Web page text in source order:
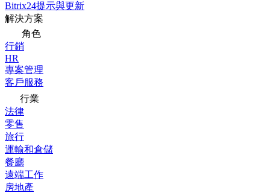
Bitrix24提示與更新
解決方案
角色
行銷
HR
專案管理
客戶服務
行業
法律
零售
旅行
運輸和倉儲
餐廳
遠端工作
房地產